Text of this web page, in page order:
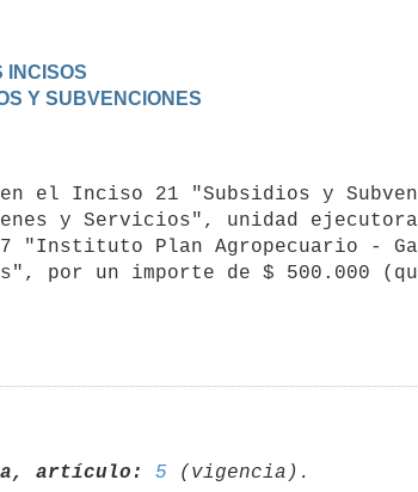
INCISOS
Y SUBVENCIONES
y Servicios", unidad
"Instituto Plan Agropecuario -
por un importe de $ 500.000
artículo: 5